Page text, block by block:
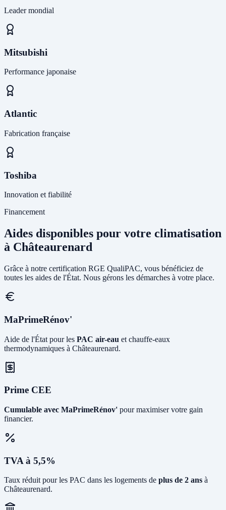
Leader mondial
Mitsubishi
Performance japonaise
Atlantic
Fabrication française
Toshiba
Innovation et fiabilité
Financement
Aides disponibles pour votre climatisation
à Châteaurenard
Grâce à notre certification RGE QualiPAC, vous bénéficiez de
toutes les aides de l'État. Nous gérons les démarches à votre place.
MaPrimeRénov'
Aide de l'État pour les PAC air-eau et chauffe-eaux
thermodynamiques à Châteaurenard.
Prime CEE
Cumulable avec MaPrimeRénov' pour maximiser votre gain
financier.
TVA à 5,5%
Taux réduit pour les PAC dans les logements de plus de 2 ans à
Châteaurenard.